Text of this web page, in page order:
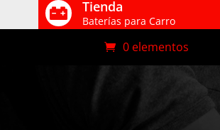
 Tienda
Baterías para Carro
0 elementos